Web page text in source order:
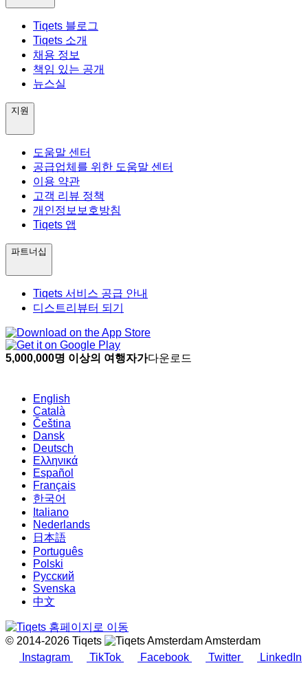
Tiqets 블로그
Tiqets 소개
채용 정보
책임 있는 공개
뉴스실
지원
도움말 센터
공급업체를 위한 도움말 센터
이용 약관
고객 리뷰 정책
개인정보보호방침
Tiqets 앱
파트너십
Tiqets 서비스 공급 안내
디스트리뷰터 되기
5,000,000명 이상의 여행자가다운로드
English
Català
Čeština
Dansk
Deutsch
Ελληνικά
Español
Français
한국어
Italiano
Nederlands
日本語
Português
Polski
Русский
Svenska
中文
© 2014-2026 Tiqets
Amsterdam
Instagram
TikTok Facebook Twitter LinkedIn